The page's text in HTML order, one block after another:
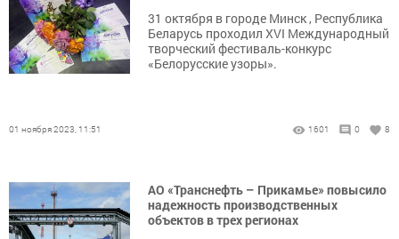
31 октября в городе Минск , Республика
Беларусь проходил XVI Международный
творческий фестиваль-конкурс
«Белорусские узоры».
01 ноября 2023, 11:51 1601 0 8
АО «Транснефть – Прикамье» повысило
надежность производственных
объектов в трех регионах